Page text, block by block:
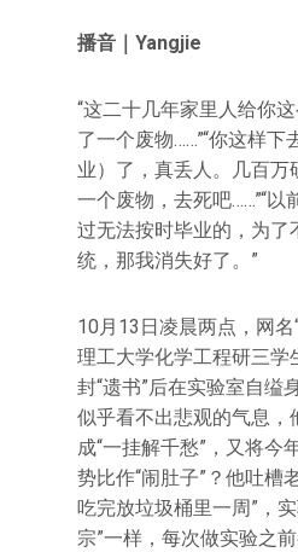
播音｜Yangjie
“这二十几年家里人给你
了一个废物……”“你这样下
业）了，真丢人。几百万
一个废物，去死吧……”“以
过无法按时毕业的，为了
统，那我消失好了。”
10月13日凌晨两点，网名
理工大学化学工程研三学
封“遗书”后在实验室自缢
似乎看不出悲观的气息，
成“一挂解千愁”，又将今
势比作“闹肚子”？他吐槽
吃完放垃圾桶里一周”，
宗”一样，每次做实验之